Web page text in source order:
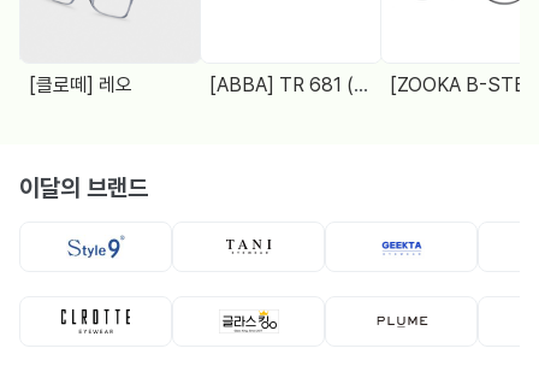
뿔테
[클로떼] 레오
뿔테
[ABBA] TR 681 (48□18 138)
이달의 브랜드